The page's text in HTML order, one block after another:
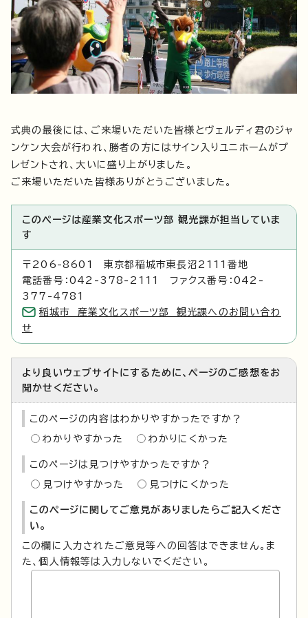
式典の最後には、ご来場いただいた皆様とヴェルディ君のジャ
ンケン大会が行われ、勝者の方にはサイン入りユニホームがプ
レゼントされ、大いに盛り上がりました。
ご来場いただいた皆様ありがとうございました。
このページは産業文化スポーツ部 観光課が担当していま
す
〒206-8601 東京都稲城市東長沼2111番地
電話番号：042-378-2111 ファクス番号：042-
377-4781
稲城市 産業文化スポーツ部 観光課へのお問い合わ
せ
より良いウェブサイトにするために、ページのご感想をお
聞かせください。
このページの内容はわかりやすかったですか？
わかりやすかった わかりにくかった
このページは見つけやすかったですか？
見つけやすかった 見つけにくかった
このページに関してご意見がありましたらご記入くださ
い。
この欄に入力されたご意見等への回答はできません。ま
た、個人情報等は入力しないでください。